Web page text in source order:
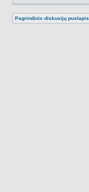
Pagrindinis diskusijų puslapis